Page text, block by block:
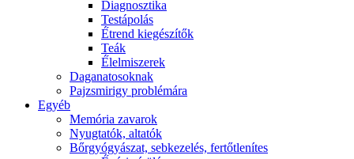
Diagnosztika
Testápolás
É́trend kiegészítők
Teák
É́lelmiszerek
Daganatosoknak
Pajzsmirigy problémára
Egyéb
Memória zavarok
Nyugtatók, altatók
Bőrgyógyászat, sebkezelés, fertőtlenítes